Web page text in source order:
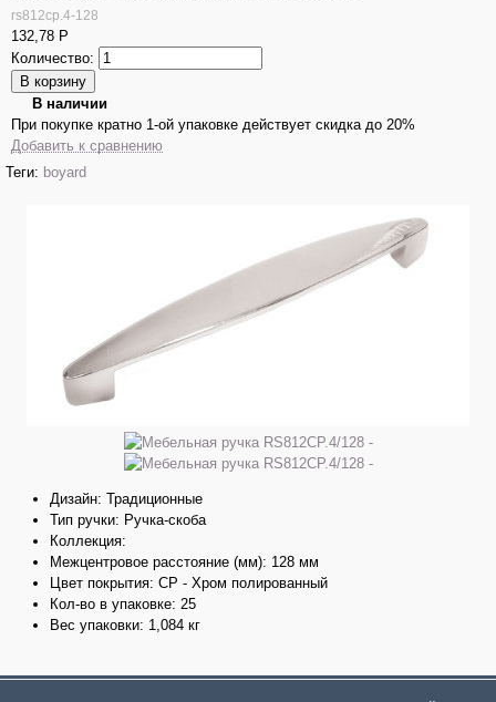
rs812cp.4-128
132,78 Р
Количество:
В наличии
При покупке кратно 1-ой упаковке действует скидка до 20%
Добавить к сравнению
Теги: boyard
Дизайн: Традиционные
Тип ручки: Ручка-скоба
Коллекция:
Межцентровое расстояние (мм): 128 мм
Цвет покрытия: CP - Хром полированный
Кол-во в упаковке: 25
Вес упаковки: 1,084 кг